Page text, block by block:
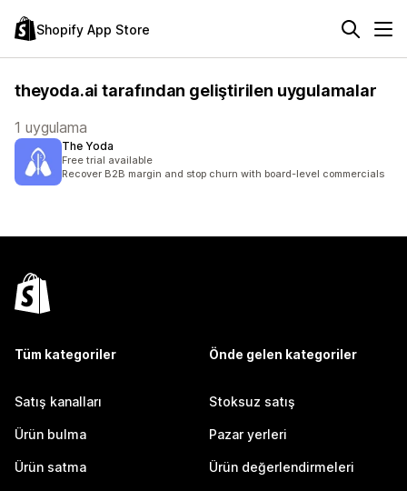
Shopify App Store
theyoda.ai tarafından geliştirilen uygulamalar
1 uygulama
The Yoda
Free trial available
Recover B2B margin and stop churn with board-level commercials
Tüm kategoriler
Satış kanalları
Ürün bulma
Ürün satma
Önde gelen kategoriler
Stoksuz satış
Pazar yerleri
Ürün değerlendirmeleri